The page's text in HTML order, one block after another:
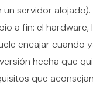
un servidor
a fin: el hardware,
encajar cuando
hecha que
que